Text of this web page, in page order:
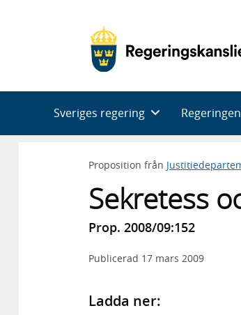
Sveriges regering
Proposition från
Sekretess
Prop. 2008/09:152
Publicerad 17 mars 2009
Ladda ner: